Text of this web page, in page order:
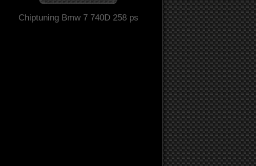
Chiptuning Bmw 7 740D 258 ps